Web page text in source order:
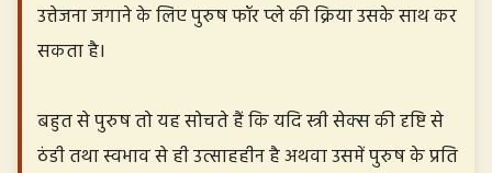
उत्तेजना जगाने के लिए पुरुष फॉर प्ले की क्रिया उसके साथ कर
सकता है।
बहुत से पुरुष तो यह सोचते हैं कि यदि स्त्री सेक्स की दृष्टि से
ठंडी तथा स्वभाव से ही उत्साहहीन है अथवा उसमें पुरुष के प्रति